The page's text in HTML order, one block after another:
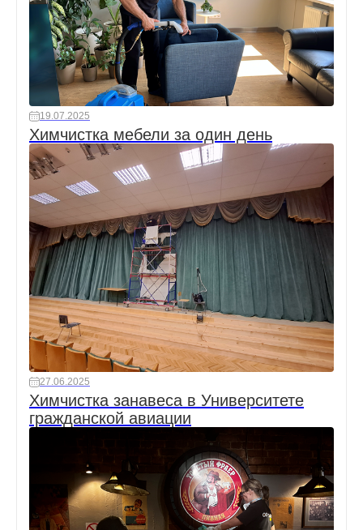
19.07.2025
Химчистка мебели за один день
27.06.2025
Химчистка занавеса в Университете
гражданской авиации